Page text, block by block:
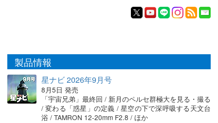
製品情報
星ナビ 2026年9月号
8月5日 発売
「宇宙兄弟」最終回 / 新月のペルセ群極大を見る・撮る
/ 変わる「惑星」の定義 / 星空の下で深呼吸する天文台
浴 / TAMRON 12-20mm F2.8 / ほか